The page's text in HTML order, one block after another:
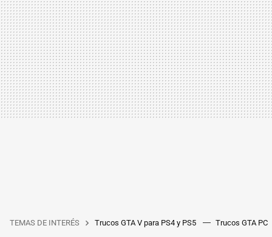
TEMAS DE INTERÉS Trucos GTA V para PS4 y PS5 Trucos GTA PC